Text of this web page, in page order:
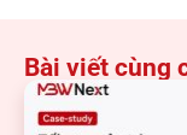
Bài viết cùng